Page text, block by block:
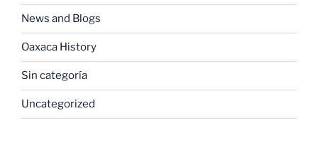
News and Blogs
Oaxaca History
Sin categoría
Uncategorized